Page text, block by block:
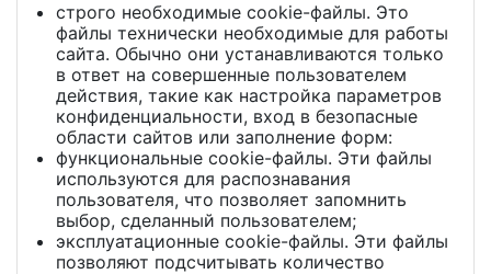
строго необходимые cookie-файлы. Это
файлы технически необходимые для работы
сайта. Обычно они устанавливаются только
в ответ на совершенные пользователем
действия, такие как настройка параметров
конфиденциальности, вход в безопасные
области сайтов или заполнение форм:
функциональные cookie-файлы. Эти файлы
используются для распознавания
пользователя, что позволяет запомнить
выбор, сделанный пользователем;
эксплуатационные cookie-файлы. Эти файлы
позволяют подсчитывать количество